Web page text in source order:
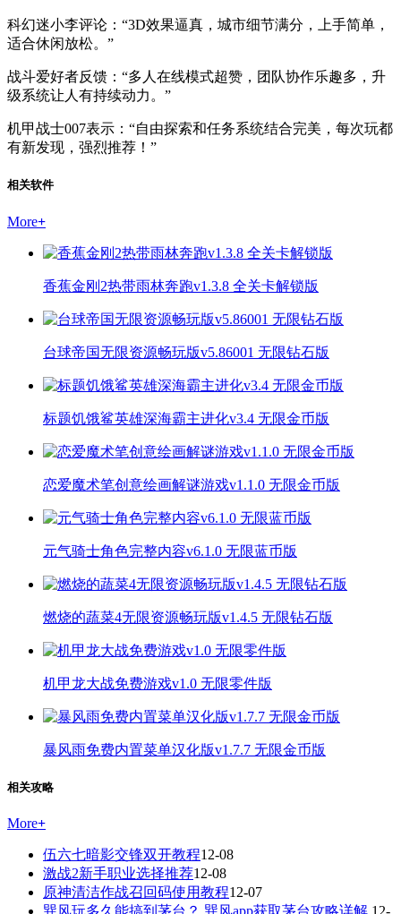
科幻迷小李评论：“3D效果逼真，城市细节满分，上手简单，
适合休闲放松。”
战斗爱好者反馈：“多人在线模式超赞，团队协作乐趣多，升
级系统让人有持续动力。”
机甲战士007表示：“自由探索和任务系统结合完美，每次玩都
有新发现，强烈推荐！”
相关软件
More+
香蕉金刚2热带雨林奔跑v1.3.8 全关卡解锁版
台球帝国无限资源畅玩版v5.86001 无限钻石版
标题饥饿鲨英雄深海霸主进化v3.4 无限金币版
恋爱魔术笔创意绘画解谜游戏v1.1.0 无限金币版
元气骑士角色完整内容v6.1.0 无限蓝币版
燃烧的蔬菜4无限资源畅玩版v1.4.5 无限钻石版
机甲龙大战免费游戏v1.0 无限零件版
暴风雨免费内置菜单汉化版v1.7.7 无限金币版
相关攻略
More+
伍六七暗影交锋双开教程12-08
激战2新手职业选择推荐12-08
原神清洁作战召回码使用教程12-07
巽风玩多久能搞到茅台？ 巽风app获取茅台攻略详解 12-